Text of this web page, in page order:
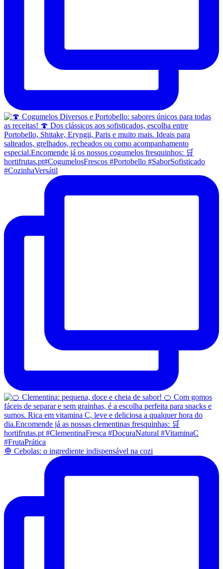
🧅 Cebolas: o ingrediente indispensável na cozi